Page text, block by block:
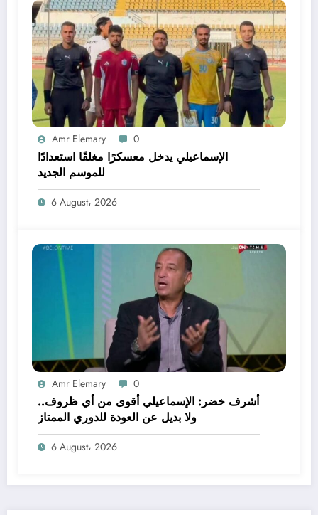
Amr Elemary 0
الإسماعيلي يدخل معسكرًا مغلقًا استعدادًا
للموسم الجديد
6 August، 2026
Amr Elemary 0
أشرف خضر: الإسماعيلي أقوى من أي ظروف..
ولا بديل عن العودة للدوري الممتاز
6 August، 2026